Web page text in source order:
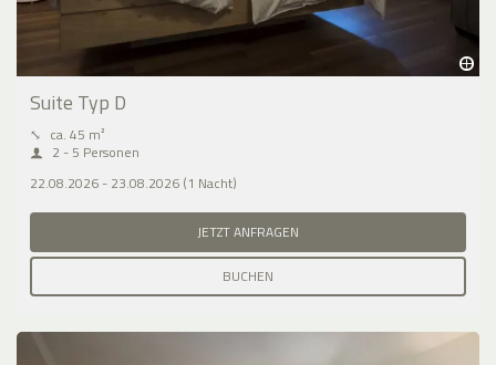
Suite Typ D
⤡ ca. 45 m²
2 - 5 Personen
22.08.2026 - 23.08.2026 (1 Nacht)
JETZT ANFRAGEN
BUCHEN